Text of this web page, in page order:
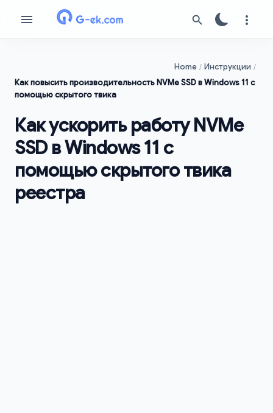
Home
Инструкции
Как повысить производительность NVMe SSD в Windows 11 с
помощью скрытого твика
Как ускорить работу NVMe
SSD в Windows 11 с
помощью скрытого твика
реестра